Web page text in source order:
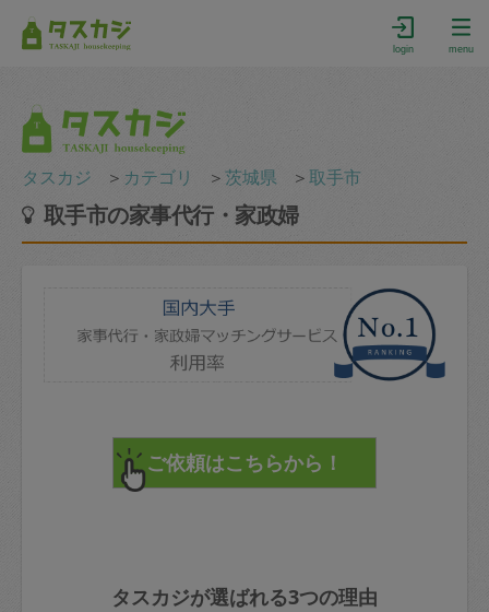
login menu
タスカジ ＞ カテゴリ ＞茨城県 ＞取手市
取手市の家事代行・家政婦
タスカジが選ばれる3つの理由